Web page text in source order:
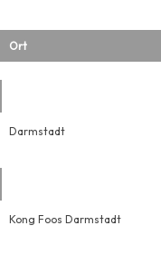
Ort
Darmstadt
Kong Foos Darmstadt